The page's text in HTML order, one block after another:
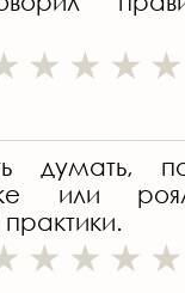
думать,
или